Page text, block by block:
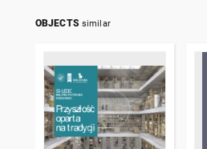
OBJECTS similar